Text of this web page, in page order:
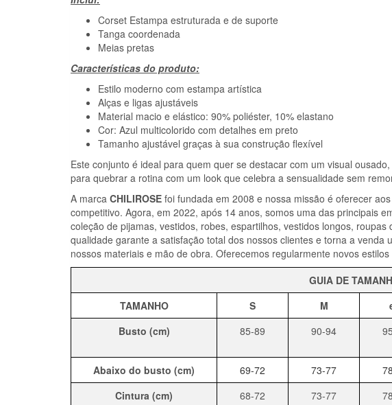
Corset Estampa estruturada e de suporte
Tanga coordenada
Meias pretas
Características do produto:
Estilo moderno com estampa artística
Alças e ligas ajustáveis
Material macio e elástico: 90% poliéster, 10% elastano
Cor: Azul multicolorido com detalhes em preto
Tamanho ajustável graças à sua construção flexível
Este conjunto é ideal para quem quer se destacar com um visual
para quebrar a rotina com um look que celebra a sensualidade sem
A marca CHILIROSE foi fundada em 2008 e nossa missão é oferecer
competitivo. Agora, em 2022, após 14 anos, somos uma das principais
coleção de pijamas, vestidos, robes, espartilhos, vestidos longos,
qualidade garante a satisfação total dos nossos clientes e torna a venda
nossos materiais e mão de obra. Oferecemos regularmente novos
GUIA DE
TAMANHO
S M
Busto (cm)
85-89 90-94
Abaixo do busto (cm)
69-72 73-77
Cintura (cm)
68-72 73-77